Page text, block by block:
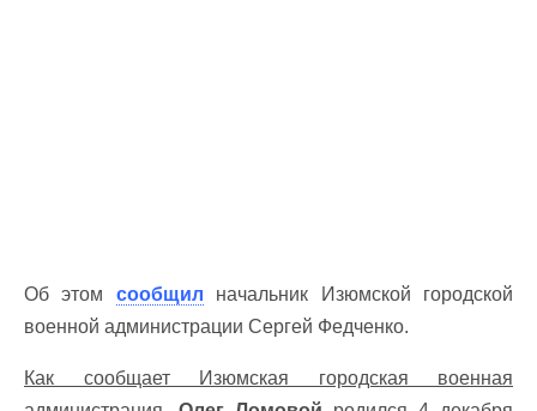
Об этом сообщил начальник Изюмской городской
военной администрации Сергей Федченко.
Как сообщает Изюмская городская военная